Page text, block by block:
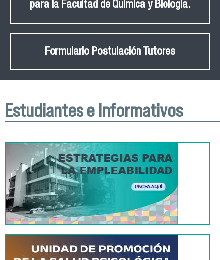
para la Facultad de Química y Biología.
Formulario Postulación Tutores
Estudiantes e Informativos